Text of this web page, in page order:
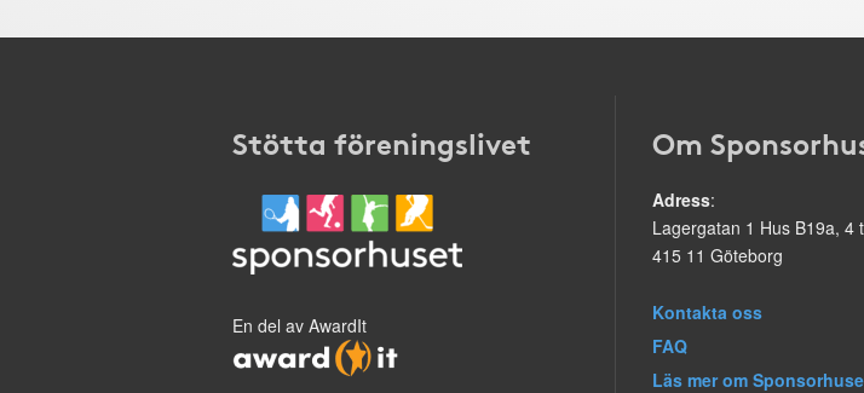
Stötta föreningslivet
En del av AwardIt
Om
Adress:
Lagergatan 1 Hus B19a, 4
415 11 Göteborg
Kontakta oss
FAQ
Läs mer om